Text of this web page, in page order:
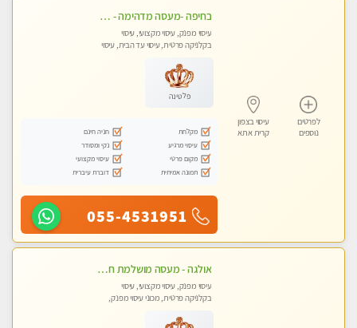
לפרטים
נוספים
עיסוי בצפון
קרית אתא
בחיפה -מעסה מדהימה - כל סוגי העיסויים מעסה מקצועית ואיכותית פרטי!!!
עיסוי מפנק, עיסוי מקצועי, עיסוי
בקלניקה פרטית, עיסוי עד הבית, עיסוי
פלטינה
מקלחת
חניה חינם
עיסוי מרגיע
נקי ומסודר
מקום פרטי
עיסוי מקצועי
תמונה אמיתית
דוברת עיברית
055-4531951
אולגה - מעסה מושלמת חדשה בעיר ! בחיפה- טל 052-5738058
עיסוי מפנק, עיסוי מקצועי, עיסוי
בקלניקה פרטית, מכוני עיסוי מפנק,